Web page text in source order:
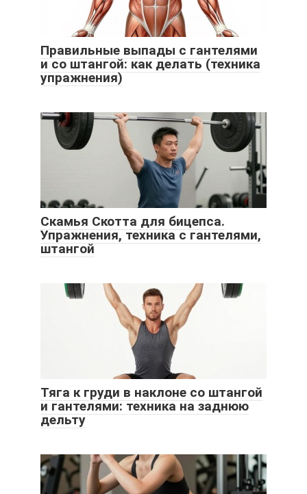
Правильные выпады с гантелями
и со штангой: как делать (техника
упражнения)
Скамья Скотта для бицепса.
Упражнения, техника с гантелями,
штангой
Тяга к груди в наклоне со штангой
и гантелями: техника на заднюю
дельту